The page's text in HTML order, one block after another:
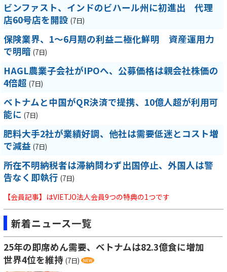
ビンファスト、インドのビハール州に初進出 代理
店60号店を開設 (7日)
保険業界、1～6月期の利益二極化鮮明 資産運用力
で明暗 (7日)
HAGL農業子会社がIPOへ、公募価格は親会社株価の
4倍超 (7日)
ベトナムと中国がQR決済で提携、10億人超が利用可
能に (7日)
肥料大手2社が業績好調、他社は需要低迷とコスト増
で減益 (7日)
所在不明納税者は滞納問わず出国停止、外国人は警
告なく即執行 (7日)
【会員記事】はVIETJO法人会員9つの特典の1つです
新着ニュース一覧
25年の即席めん需要、ベトナムは82.3億食に増加
世界4位を維持 (7日)